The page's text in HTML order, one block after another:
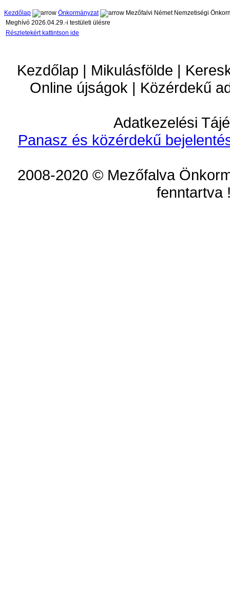
Kezdőlap Önkormányzat
Mezőfalvi Német Nemzetiségi
Meghívó 2026.04.29.-i testületi ülésre
Részletekért kattintson ide
Kezdőlap | Mikulásfölde |
Online újságok | Közérdekű
Adatkezelési
Panasz és közérdekű
2008-2020 © Mezőfalva
fenntartva